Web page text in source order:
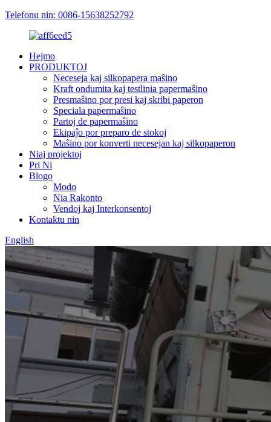
Telefonu nin: 0086-15638252792
Hejmo
PRODUKTOJ
Neceseja kaj silkopapera maŝino
Kraft ondumita kaj testlinia papermaŝino
Presmaŝino por presi kaj skribi paperon
Speciala papermaŝino
Partoj de papermaŝino
Ekipaĵo por preparo de stokoj
Maŝino por konverti necesejan kaj silkopaperon
Niaj projektoj
Pri Ni
Blogo
Modo
Nia Rakonto
Vendoj kaj Interkonsentoj
Kontaktu nin
English